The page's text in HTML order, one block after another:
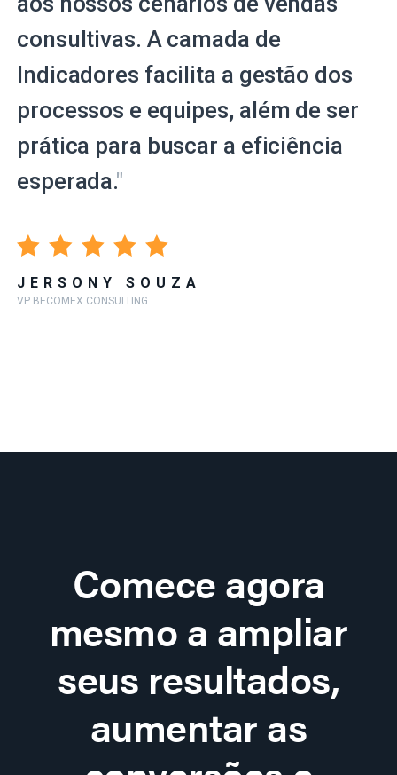
consultivas. A camada de
Indicadores facilita a gestão dos
processos e equipes, além de ser
prática para buscar a eficiência
esperada."
JERSONY SOUZA
VP BECOMEX CONSULTING
Comece agora
mesmo a ampliar
seus resultados,
aumentar as